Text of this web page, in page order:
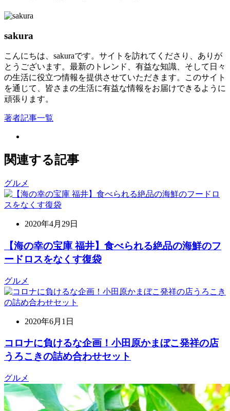
sakura
こんにちは、sakuraです。サイトを訪れてくださり、ありが
とうございます。最新のトレンド、有益な知識、そして日々
の生活に役立つ情報を提供させていただきます。このサイト
を通じて、皆さまの生活に有益な情報をお届けできるように
頑張ります。
著者記事一覧
関連する記事
グルメ
2020年4月29日
【海の幸の宝庫 福井】食べられる絶品の海鮮のフ
ードロスをなくす復袋
グルメ
2020年6月1日
コロナに負けるな企画！小田原かまぼこ発祥の店
うろこきの詰め合わせセット
グルメ